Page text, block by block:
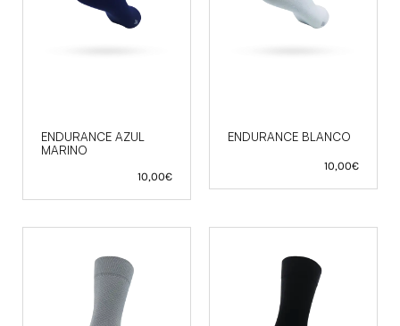
ENDURANCE AZUL
MARINO
10,00€
ENDURANCE BLANCO
10,00€